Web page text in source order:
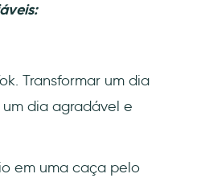
Transformar um dia
dia agradável e
em uma caça pelo